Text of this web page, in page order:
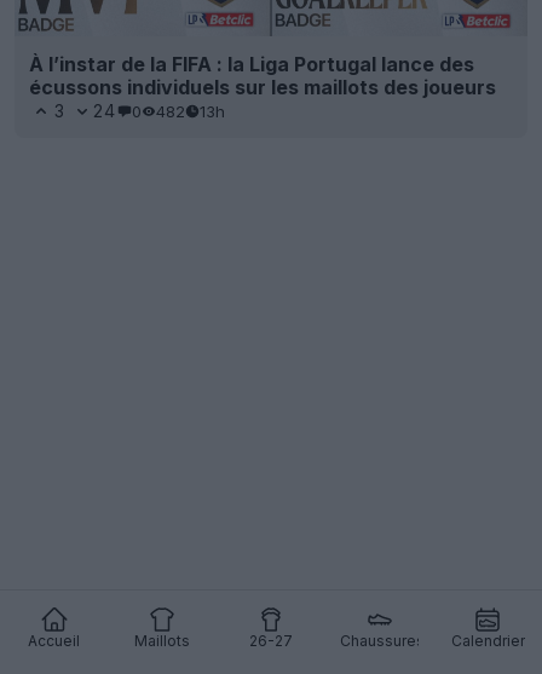
Accueil Maillots 26-27 Chaussures Calendrier
À l’instar de la FIFA : la Liga Portugal lance des
écussons individuels sur les maillots des joueurs
3 24 0 482 13h